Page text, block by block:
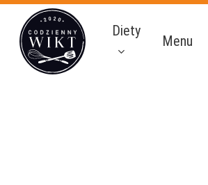
main
content
Diety
Menu